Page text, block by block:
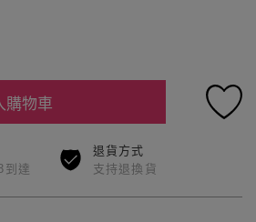
購物車
到達
退貨方式
支持退換貨